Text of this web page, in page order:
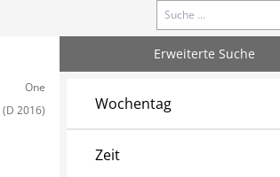
Search
One
(D 2016)
Erweiterte Suche
Wochentag
Zeit